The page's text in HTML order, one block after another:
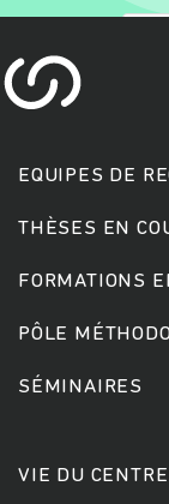
EQUIPES DE
THÈSES EN
FORMATIONS
PÔLE
SÉMINAIRES
VIE DU CENTRE